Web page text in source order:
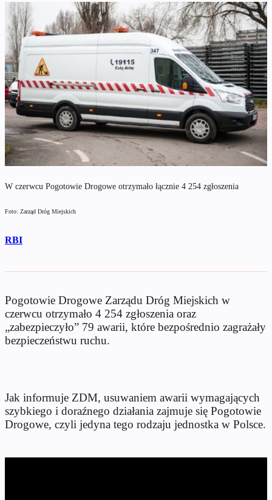
W czerwcu Pogotowie Drogowe otrzymało łącznie 4 254 zgłoszenia
Foto: Zarząd Dróg Miejskich
RBI
Pogotowie Drogowe Zarządu Dróg Miejskich w
czerwcu otrzymało 4 254 zgłoszenia oraz
„zabezpieczyło” 79 awarii, które bezpośrednio zagrażały
bezpieczeństwu ruchu.
Jak informuje ZDM, usuwaniem awarii wymagających
szybkiego i doraźnego działania zajmuje się Pogotowie
Drogowe, czyli jedyna tego rodzaju jednostka w Polsce.